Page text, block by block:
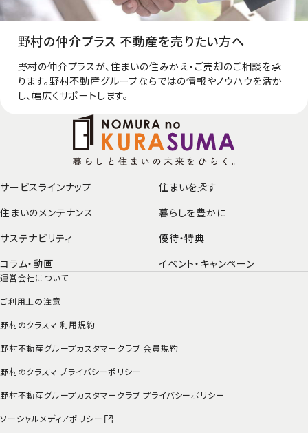
野村の仲介プラス 不動産を売りたい方へ
野村の仲介プラスが、住まいの住みかえ・ご売却のご相談を承
ります。野村不動産グループならではの情報やノウハウを活か
し、幅広くサポートします。
サービスラインナップ
住まいを探す
住まいのメンテナンス
暮らしを豊かに
サステナビリティ
優待・特典
コラム・動画
イベント・ キャンペーン
運営会社について
ご利用上の注意
野村のクラスマ 利用規約
野村不動産グループカスタマークラブ 会員規約
野村のクラスマ プライバシーポリシー
野村不動産グループカスタマークラブ プライバシーポリシー
ソーシャルメディアポリシー